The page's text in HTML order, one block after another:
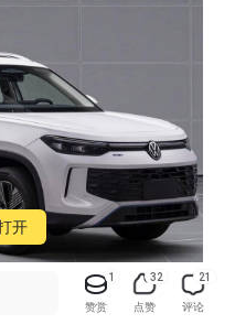
开
1
赞赏
32
点赞
21
评论